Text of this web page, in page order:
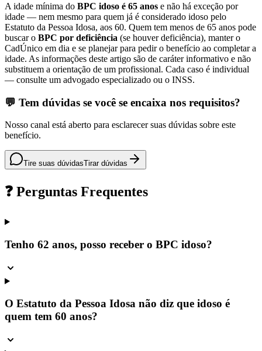
A idade mínima do BPC idoso é 65 anos e não há exceção por
idade — nem mesmo para quem já é considerado idoso pelo
Estatuto da Pessoa Idosa, aos 60. Quem tem menos de 65 anos pode
buscar o BPC por deficiência (se houver deficiência), manter o
CadÚnico em dia e se planejar para pedir o benefício ao completar a
idade. As informações deste artigo são de caráter informativo e não
substituem a orientação de um profissional. Cada caso é individual
— consulte um advogado especializado ou o INSS.
💬 Tem dúvidas se você se encaixa nos requisitos?
Nosso canal está aberto para esclarecer suas dúvidas sobre este
benefício.
Tire suas dúvidasTirar dúvidas
❓ Perguntas Frequentes
Tenho 62 anos, posso receber o BPC idoso?
O Estatuto da Pessoa Idosa não diz que idoso é
quem tem 60 anos?